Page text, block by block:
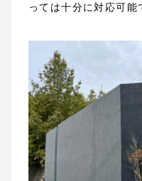
っては十分に対応可能